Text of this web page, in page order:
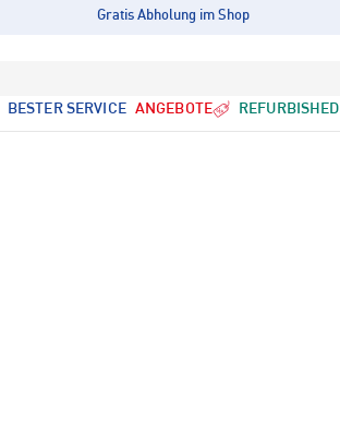
Gratis Abholung im Shop
BESTER SERVICE ANGEBOTE REFURBISHED